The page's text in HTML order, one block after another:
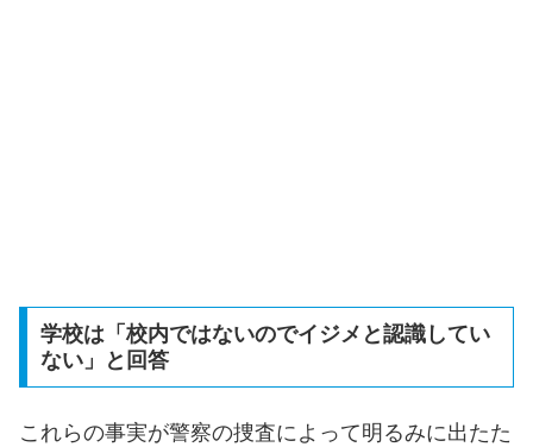
学校は「校内ではないのでイジメと認識してい
ない」と回答
これらの事実が警察の捜査によって明るみに出たた